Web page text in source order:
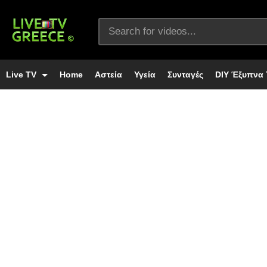
Live TV Home Αστεία Υγεία Συνταγές DIY Έξυπνα